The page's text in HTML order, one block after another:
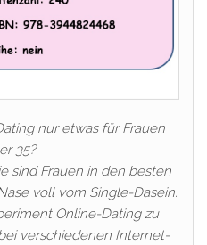
nur etwas für Frauen
35?
sind Frauen in den besten
voll vom Single-Dasein.
Online-Dating zu
verschiedenen Internet-